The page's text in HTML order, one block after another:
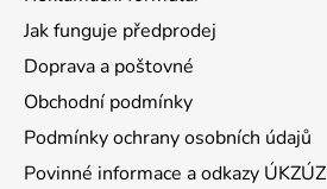
Jak funguje předprodej
Doprava a poštovné
Obchodní podmínky
Podmínky ochrany osobních údajů
Povinné informace a odkazy ÚKZÚZ